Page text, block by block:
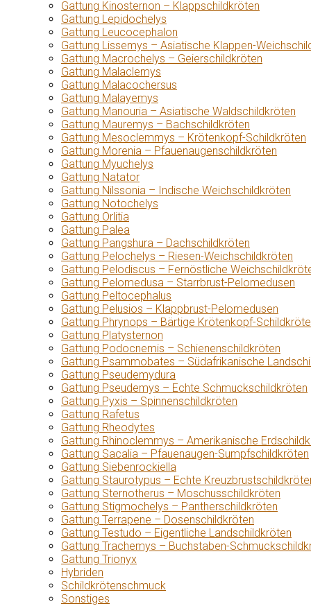
Gattung Kinosternon – Klappschildkröten
Gattung Lepidochelys
Gattung Leucocephalon
Gattung Lissemys – Asiatische Klappen-
Gattung Macrochelys – Geierschildkröten
Gattung Malaclemys
Gattung Malacochersus
Gattung Malayemys
Gattung Manouria – Asiatische Waldschildkröten
Gattung Mauremys – Bachschildkröten
Gattung Mesoclemmys – Krötenkopf-Schildkröten
Gattung Morenia – Pfauenaugenschildkröten
Gattung Myuchelys
Gattung Natator
Gattung Nilssonia – Indische Weichschildkröten
Gattung Notochelys
Gattung Orlitia
Gattung Palea
Gattung Pangshura – Dachschildkröten
Gattung Pelochelys – Riesen-Weichschildkröten
Gattung Pelodiscus – Fernöstliche
Gattung Pelomedusa – Starrbrust-Pelomedusen
Gattung Peltocephalus
Gattung Pelusios – Klappbrust-Pelomedusen
Gattung Phrynops – Bärtige Krötenkopf-
Gattung Platysternon
Gattung Podocnemis – Schienenschildkröten
Gattung Psammobates – Südafrikanische
Gattung Pseudemydura
Gattung Pseudemys – Echte Schmuckschildkröten
Gattung Pyxis – Spinnenschildkröten
Gattung Rafetus
Gattung Rheodytes
Gattung Rhinoclemmys – Amerikanische
Gattung Sacalia – Pfauenaugen-Sumpfschildkröten
Gattung Siebenrockiella
Gattung Staurotypus – Echte
Gattung Sternotherus – Moschusschildkröten
Gattung Stigmochelys – Pantherschildkröten
Gattung Terrapene – Dosenschildkröten
Gattung Testudo – Eigentliche Landschildkröten
Gattung Trachemys – Buchstaben-
Gattung Trionyx
Hybriden
Schildkrötenschmuck
Sonstiges